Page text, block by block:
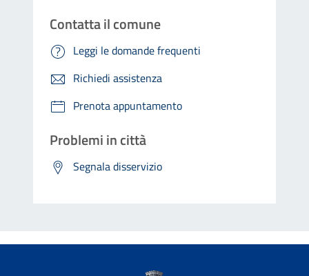
Contatta il comune
Leggi le domande frequenti
Richiedi assistenza
Prenota appuntamento
Problemi in città
Segnala disservizio